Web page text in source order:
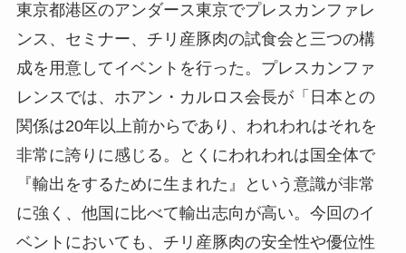
東京都港区のアンダース東京でプレスカンファレ
ンス、セミナー、チリ産豚肉の試食会と三つの構
成を用意してイベントを行った。プレスカンファ
レンスでは、ホアン・カルロス会長が「日本との
関係は20年以上前からであり、われわれはそれを
非常に誇りに感じる。とくにわれわれは国全体で
『輸出をするために生まれた』という意識が非常
に強く、他国に比べて輸出志向が高い。今回のイ
ベントにおいても、チリ産豚肉の安全性や優位性